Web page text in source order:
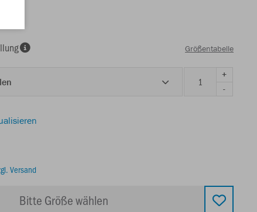
Größentabelle
+
-
Versand
Bitte Größe wählen